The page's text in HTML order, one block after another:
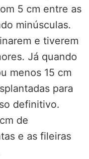
5 cm entre as
minúsculas.
e tiverem
Já quando
menos 15 cm
para
definitivo.
de
e as fileiras